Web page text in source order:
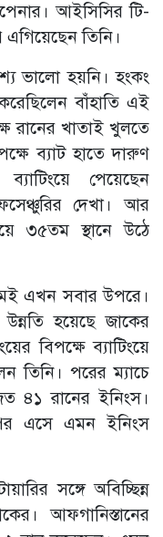
আইসিসির টি-
এগিয়েছেন তিনি।
ভালো হয়নি। হংকং
বাঁহাতি এই
রানের খাতাই খুলতে
ব্যাট হাতে দারুণ
পেয়েছেন
দেখা। আর
৩৫তম স্থানে উঠে
এখন সবার উপরে।
উন্নতি হয়েছে জাকের
বিপক্ষে ব্যাটিংয়ে
তিনি। পরের ম্যাচে
৪১ রানের ইনিংস।
এসে এমন ইনিংস
সঙ্গে অবিচ্ছিন্ন
আফগানিস্তানের